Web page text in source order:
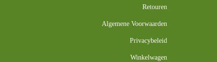
Retouren
Algemene Voorwaarden
Privacybeleid
Winkelwagen